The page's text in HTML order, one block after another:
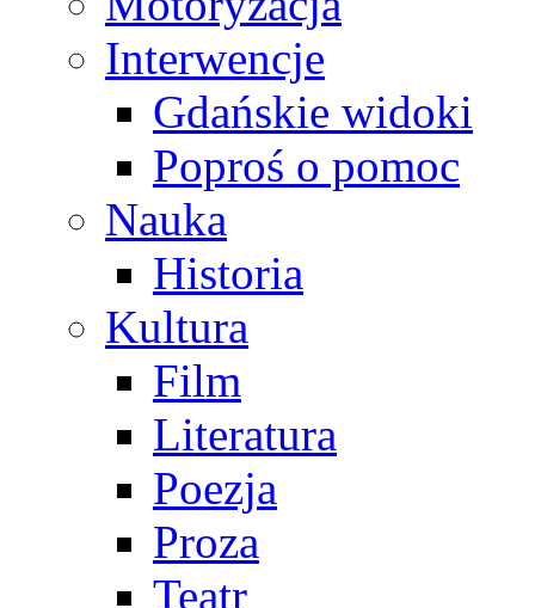
Interwencje
Gdańskie widoki
Poproś o pomoc
Nauka
Historia
Kultura
Film
Literatura
Poezja
Proza
Teatr